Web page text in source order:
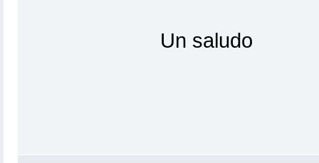
Un saludo